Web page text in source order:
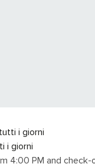
i giorni
i giorni
4:00 PM and check-